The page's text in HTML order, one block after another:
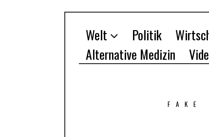
Welt Politik
Alternative Medizin
FAKE